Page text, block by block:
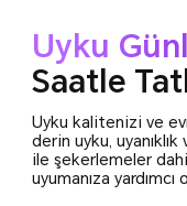
Uyku
Saatle
Uyku kalitenizi ve
derin uyku, uyanıklık
ile şekerlemeler
uyumanıza yardımcı